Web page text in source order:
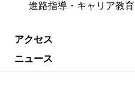
進路指導・キャリア教育
アクセス
ニュース